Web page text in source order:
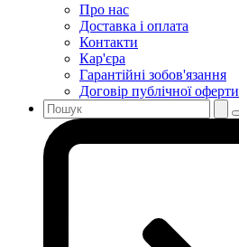
Про нас
Доставка і оплата
Контакти
Кар'єра
Гарантійні зобов'язання
Договір публічної оферти